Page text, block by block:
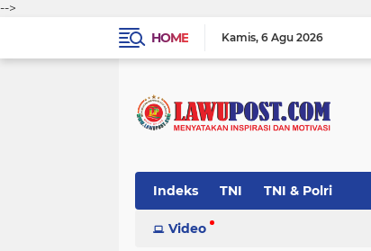
-->
HOME
Kamis 6 Agu 2026
Indeks TNI TNI & Polri
Video